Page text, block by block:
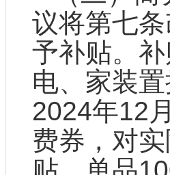
议将第七
予补贴。
电、家装
2024年12
费券，对